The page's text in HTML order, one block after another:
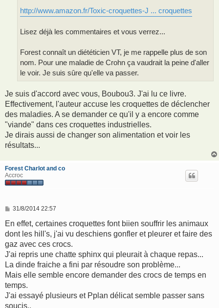
http://www.amazon.fr/Toxic-croquettes-J ... croquettes
Lisez déjà les commentaires et vous verrez...
Forest connaît un diététicien VT, je me rappelle plus de son
nom. Pour une maladie de Crohn ça vaudrait la peine d'aller
le voir. Je suis sûre qu'elle va passer.
Je suis d'accord avec vous, Boubou3. J'ai lu ce livre.
Effectivement, l'auteur accuse les croquettes de déclencher
des maladies. A se demander ce qu'il y a encore comme
"viande" dans ces croquettes industrielles.
Je dirais aussi de changer son alimentation et voir les
résultats...
Forest Charlot and co
Accroc
M
s
a
g
31/8/2014 22:57
En effet, certaines croquettes font biien souffrir les animaux
dont les hill's, j'ai vu deschiens gonfler et pleurer et faire des
gaz avec ces crocs.
J'ai repris une chatte sphinx qui pleurait à chaque repas...
La dinde fraiche a fini par résoudre son problème...
Mais elle semble encore demander des crocs de temps en
temps.
J'ai essayé plusieurs et Pplan délicat semble passer sans
soucis..